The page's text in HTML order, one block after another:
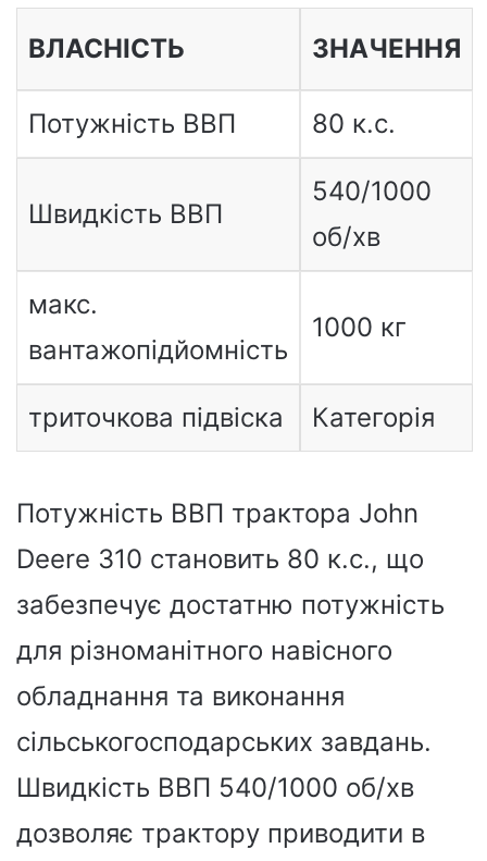
ВЛАСНІСТЬ ЗНАЧЕННЯ
Потужність ВВП 80 к.с.
Швидкість ВВП
540/1000
об/хв
макс.
вантажопідйомність
1000 кг
триточкова підвіска Категорія
Потужність ВВП трактора John
Deere 310 становить 80 к.с., що
забезпечує достатню потужність
для різноманітного навісного
обладнання та виконання
сільськогосподарських завдань.
Швидкість ВВП 540/1000 об/хв
дозволяє трактору приводити в